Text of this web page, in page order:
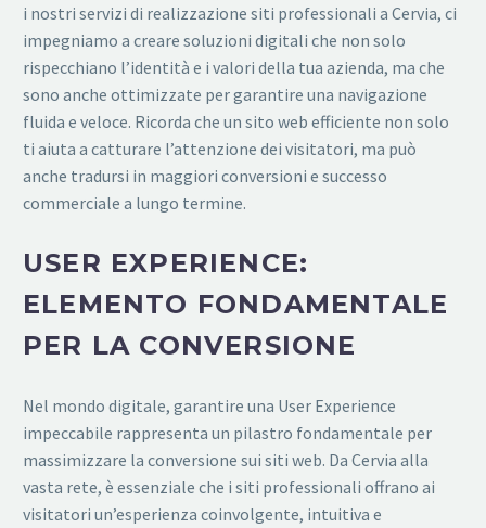
i nostri servizi di realizzazione siti professionali a Cervia, ci
impegniamo a creare soluzioni digitali che non solo
rispecchiano l’identità e i valori della tua azienda, ma che
sono anche ottimizzate per garantire una navigazione
fluida e veloce. Ricorda che un sito web efficiente non solo
ti aiuta a catturare l’attenzione dei visitatori, ma può
anche tradursi in maggiori conversioni e successo
commerciale a lungo termine.
USER EXPERIENCE:
ELEMENTO FONDAMENTALE
PER LA CONVERSIONE
Nel mondo digitale, garantire una User Experience
impeccabile rappresenta un pilastro fondamentale per
massimizzare la conversione sui siti web. Da Cervia alla
vasta rete, è essenziale che i siti professionali offrano ai
visitatori un’esperienza coinvolgente, intuitiva e